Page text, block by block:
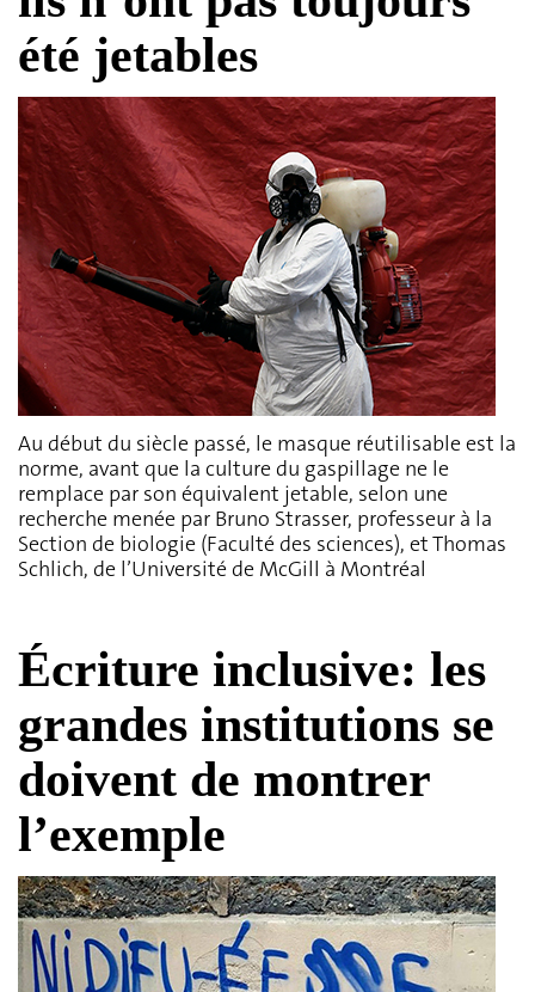
été jetables
Au début du siècle passé, le masque réutilisable est la
norme, avant que la culture du gaspillage ne le
remplace par son équivalent jetable, selon une
recherche menée par Bruno Strasser, professeur à la
Section de biologie (Faculté des sciences), et Thomas
Schlich, de l’Université de McGill à Montréal
Écriture inclusive: les
grandes institutions se
doivent de montrer
l’exemple